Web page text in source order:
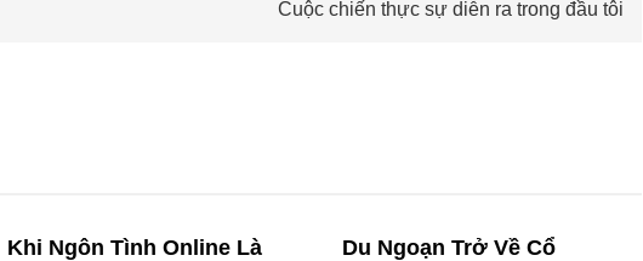
Cuộc chiến thực sự diễn ra trong đầu tôi
Khi Ngôn Tình Online Là
Du Ngoạn Trở Về Cổ